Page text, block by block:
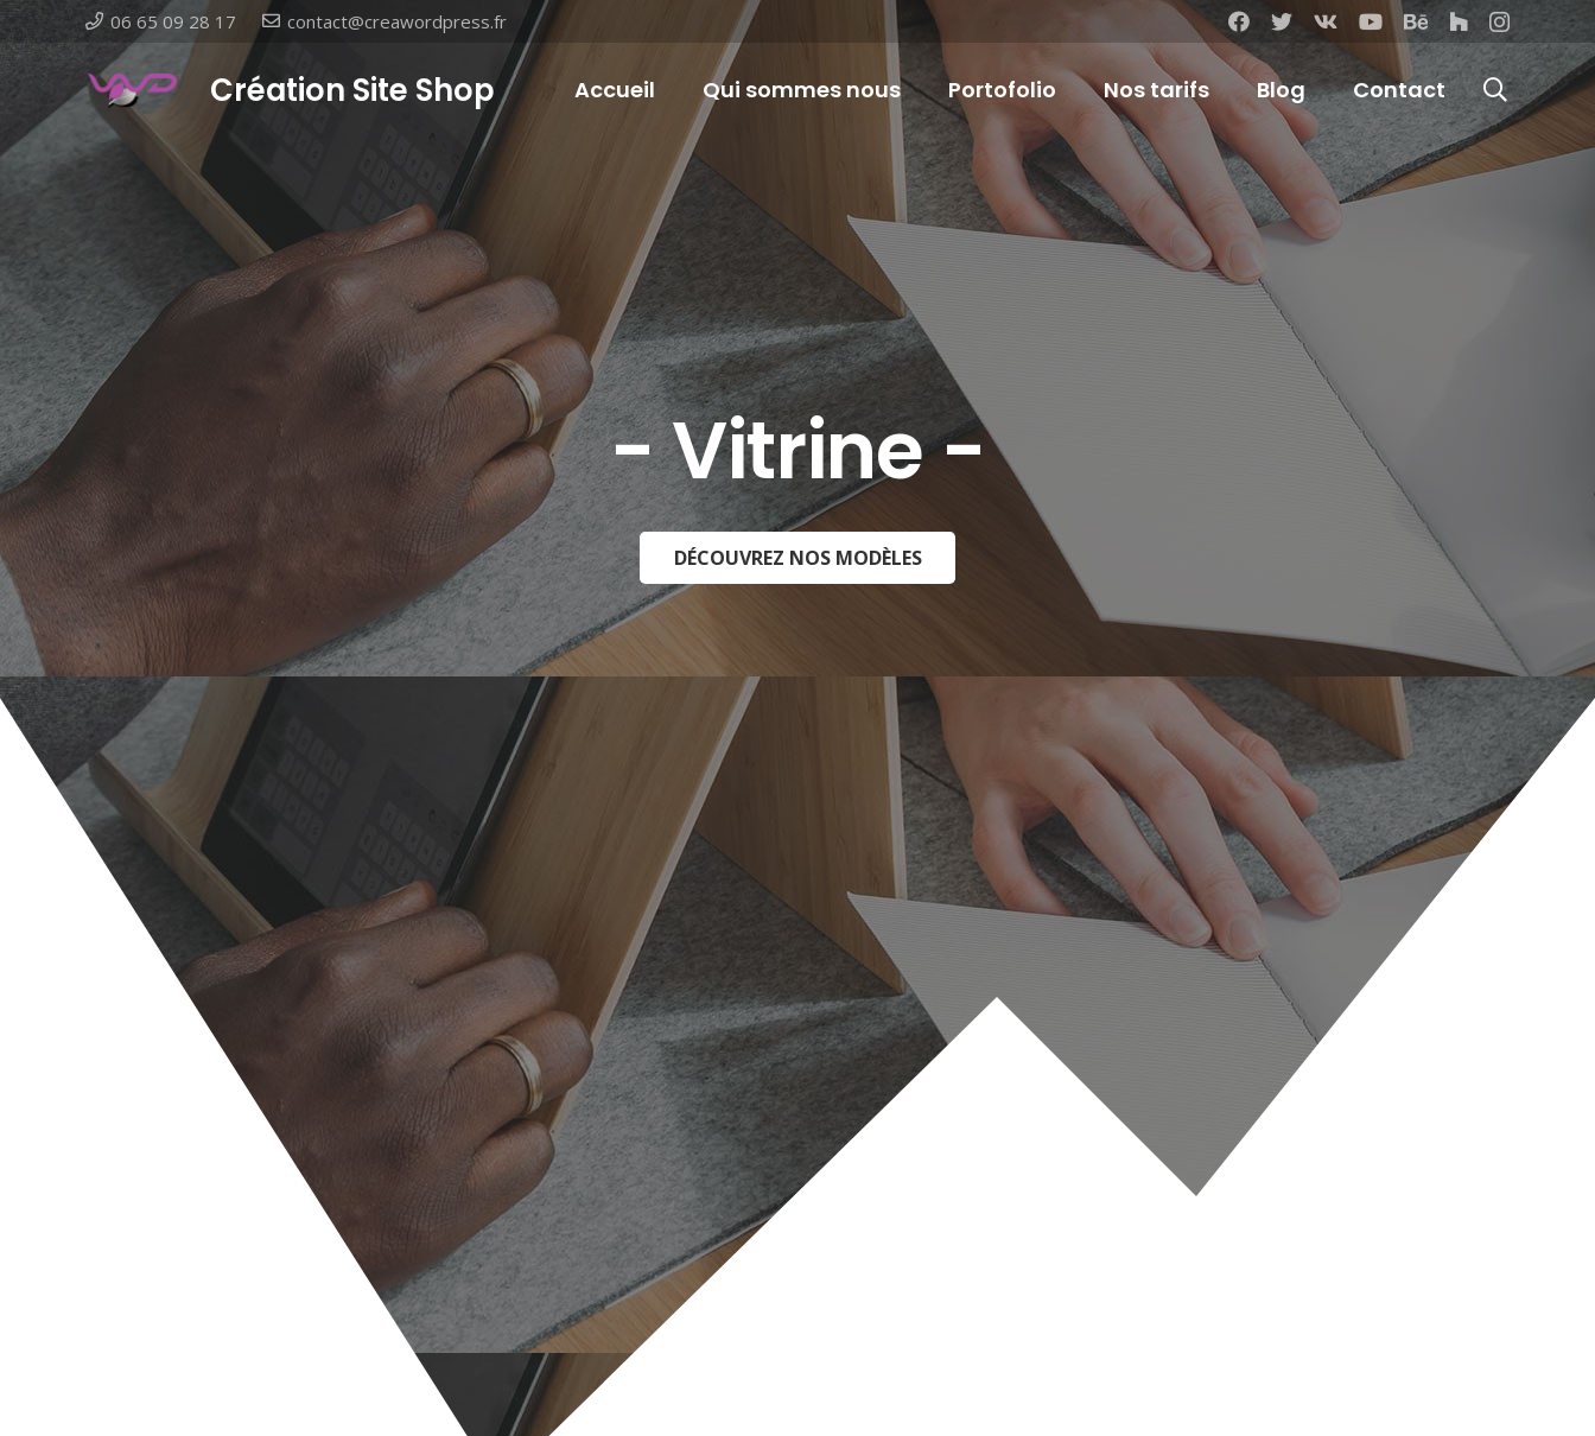
06 65 09 28 17 contact@creawordpress.fr
Création Site Shop Accueil Qui sommes nous Portofolio Nos tarifs Blog Contact
- Vitrine - E-commerce -
DÉCOUVREZ NOS MODÈLES